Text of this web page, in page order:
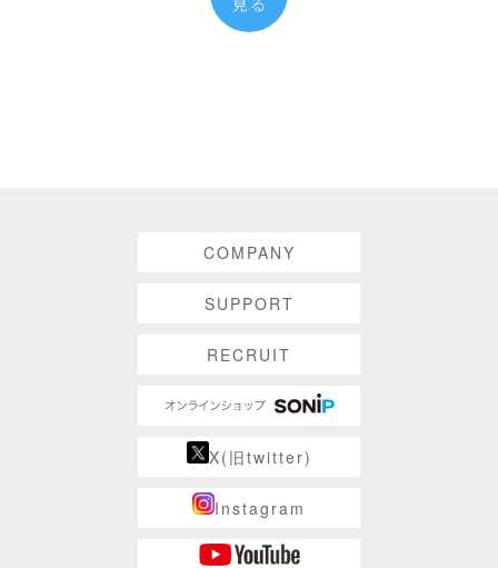
COMPANY
SUPPORT
RECRUIT
X(旧twitter)
Instagram